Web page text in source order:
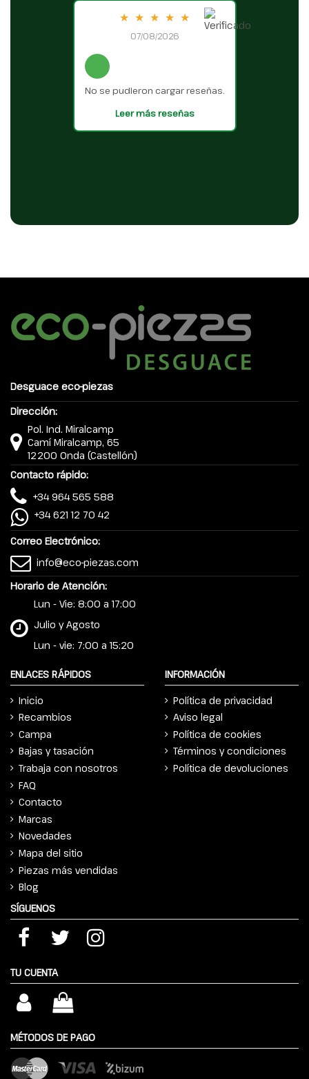
★ ★ ★ ★ ★
07/08/2026
No se pudieron cargar reseñas.
Leer más reseñas
Desguace eco-piezas
Dirección:
Pol. Ind. Miralcamp
Camí Miralcamp, 65
12200 Onda (Castellón)
Contacto rápido:
+34 964 565 588
+34 621 12 70 42
Correo Electrónico:
info@eco-piezas.com
Horario de Atención:
Lun - Vie: 8:00 a 17:00
Julio y Agosto
Lun - vie: 7:00 a 15:20
ENLACES RÁPIDOS
Inicio
Recambios
Campa
Bajas y tasación
Trabaja con nosotros
FAQ
Contacto
Marcas
Novedades
Mapa del sitio
Piezas más vendidas
Blog
INFORMACIÓN
Política de privacidad
Aviso legal
Política de cookies
Términos y condiciones
Política de devoluciones
SÍGUENOS
TU CUENTA
MÉTODOS DE PAGO